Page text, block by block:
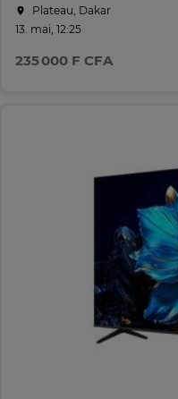
Plateau, Dakar
13. mai, 12:25
235 000 F CFA